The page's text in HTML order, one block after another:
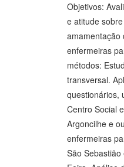
Objetivos:
e atitude
amamentação
enfermeiras
métodos:
transversal.
questionários,
Centro Social
Argoncilhe e
enfermeiras
São